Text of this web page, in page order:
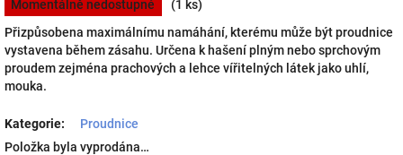
cena:
Momentálně nedostupné
(1 ks)
Přizpůsobena maximálnímu namáhání, kterému může být proudnice
vystavena během zásahu. Určena k hašení plným nebo sprchovým
proudem zejména prachových a lehce vířitelných látek jako uhlí,
mouka.
Kategorie:
Proudnice
Položka byla vyprodána…